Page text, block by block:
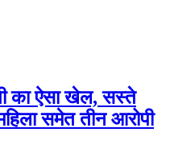
का ऐसा खेल, सस्ते
समेत तीन आरोपी